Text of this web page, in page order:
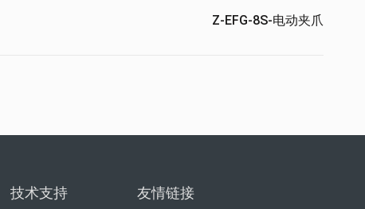
Z-EFG-8S-电动夹爪
技术支持 友情链接